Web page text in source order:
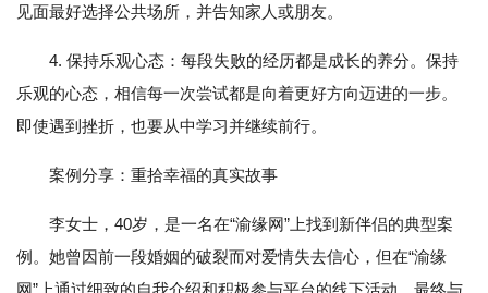
见面最好选择公共场所，并告知家人或朋友。
4. 保持乐观心态：每段失败的经历都是成长的养分。保持
乐观的心态，相信每一次尝试都是向着更好方向迈进的一步。
即使遇到挫折，也要从中学习并继续前行。
案例分享：重拾幸福的真实故事
李女士，40岁，是一名在“渝缘网”上找到新伴侣的典型案
例。她曾因前一段婚姻的破裂而对爱情失去信心，但在“渝缘
网”上通过细致的自我介绍和积极参与平台的线下活动，最终与